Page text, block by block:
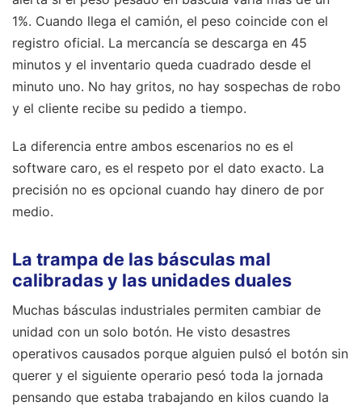
1%. Cuando llega el camión, el peso coincide con el
registro oficial. La mercancía se descarga en 45
minutos y el inventario queda cuadrado desde el
minuto uno. No hay gritos, no hay sospechas de robo
y el cliente recibe su pedido a tiempo.
La diferencia entre ambos escenarios no es el
software caro, es el respeto por el dato exacto. La
precisión no es opcional cuando hay dinero de por
medio.
La trampa de las básculas mal
calibradas y las unidades duales
Muchas básculas industriales permiten cambiar de
unidad con un solo botón. He visto desastres
operativos causados porque alguien pulsó el botón sin
querer y el siguiente operario pesó toda la jornada
pensando que estaba trabajando en kilos cuando la